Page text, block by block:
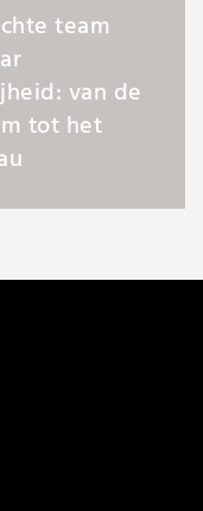
team
van de
tot het